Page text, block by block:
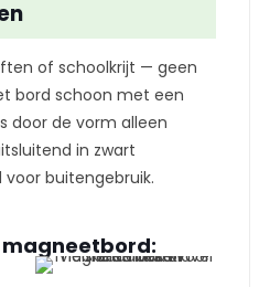
of schoolkrijt — geen
bord schoon met een
door de vorm alleen
in zwart
voor buitengebruik.